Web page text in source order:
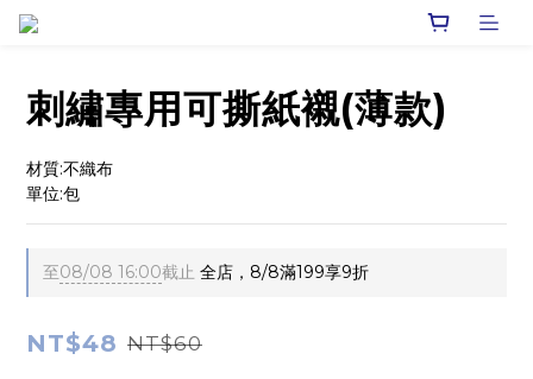
刺繡專用可撕紙襯(薄款)
材質:不織布
單位:包
至08/08 16:00截止 全店，8/8滿199享9折
NT$48 NT$60